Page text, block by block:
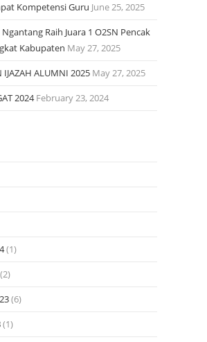
Kompetensi Guru June 25, 2025
Raih Juara 1 O2SN Pencak
Kabupaten May 27, 2025
IJAZAH ALUMNI 2025 May 27, 2025
2024 February 23, 2024
(1)
(6)
(1)